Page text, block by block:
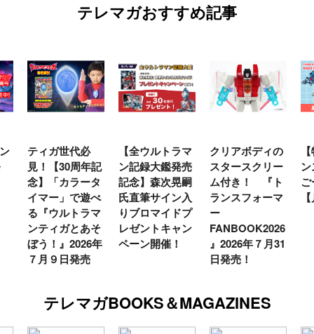
テレマガおすすめ記事
ティガ世代必
見！【30周年記
念】「カラータ
イマー」で遊べ
る『ウルトラマ
ンティガとあそ
ぼう！』2026年
７月９日発売
【全ウルトラマ
ン記録大鑑発売
記念】森次晃嗣
氏直筆サイン入
りブロマイドプ
レゼントキャン
ペーン開催！
クリアボディの
スタースクリー
ム付き！ 『ト
ランスフォーマ
ー
FANBOOK2026
』2026年７月31
日発売！
テレマガBOOKS＆MAGAZINES